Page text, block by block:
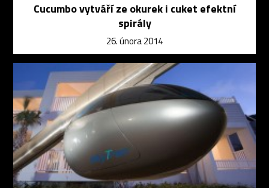
Cucumbo vytváří ze okurek i cuket efektní
spirály
26. února 2014